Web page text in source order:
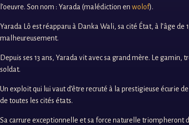
l’oeuvre. Son nom : Yarada (malédiction en wolof).
Yarada Lô est réapparu à Danka Wali, sa cité État, à l’âge de
malheureusement.
Depuis ses 13 ans, Yarada vit avec sa grand mère. Le
soldat.
Un exploit qui lui vaut d’être recruté à la prestigieuse écurie
de toutes les cités états.
Sa carrure exceptionnelle et sa force naturelle triompheront